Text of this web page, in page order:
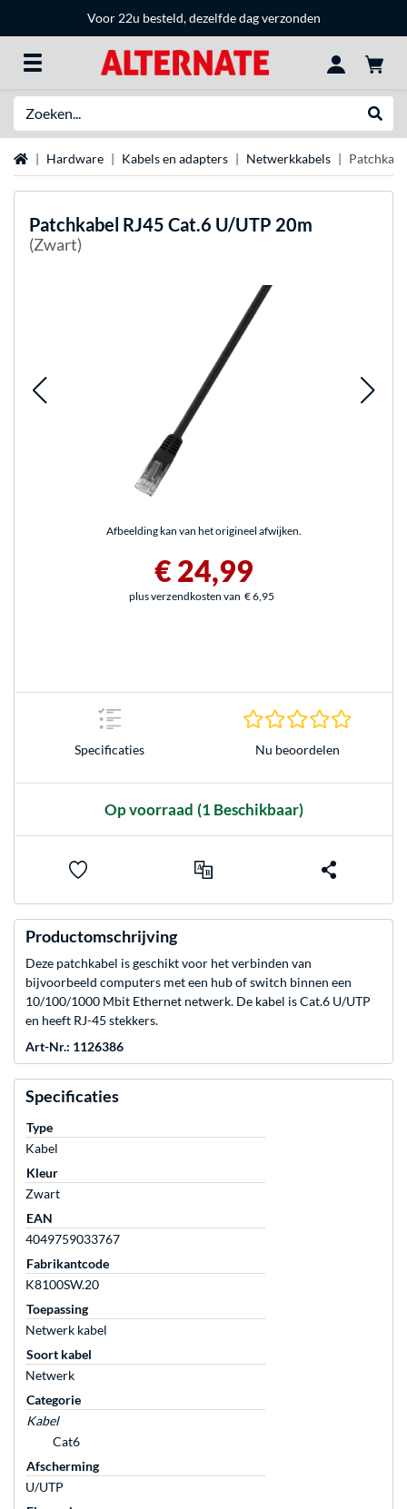
Voor 22u besteld, dezelfde dag verzonden
Home Hardware Kabels en adapters Netwerkkabels
Patchkabel RJ45 Cat.6 U/UTP 20m
(Zwart)
Afbeelding kan van het origineel afwijken.
€ 24,99
plus verzendkosten van € 6,95
Specificaties Nu beoordelen
Op voorraad (1 Beschikbaar)
Productomschrijving
Deze patchkabel is geschikt voor het verbinden van
bijvoorbeeld computers met een hub of switch binnen een
10/100/1000 Mbit Ethernet netwerk. De kabel is Cat.6 U/UTP
en heeft RJ-45 stekkers.
Art-Nr.: 1126386
Specificaties
Type
Kabel
Kleur
Zwart
EAN
4049759033767
Fabrikantcode
K8100SW.20
Toepassing
Netwerk kabel
Soort kabel
Netwerk
Categorie
Kabel
Cat6
Afscherming
U/UTP